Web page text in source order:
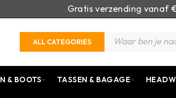
Gratis verzending vanaf
ALL CATEGORIES
& BOOTS TASSEN & BAGAGE